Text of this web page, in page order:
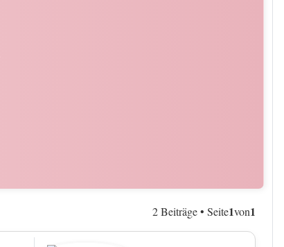
2 Beiträge • Seite1von1